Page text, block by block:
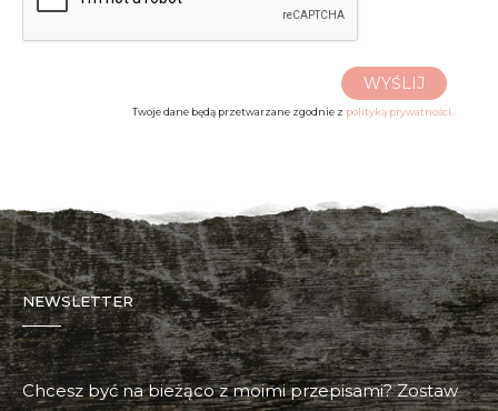
WYŚLIJ
Twoje dane będą przetwarzane zgodnie z polityką prywatności.
NEWSLETTER
Chcesz być na bieżąco z moimi przepisami? Zostaw